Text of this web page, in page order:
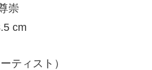
崇
cm
ティスト）